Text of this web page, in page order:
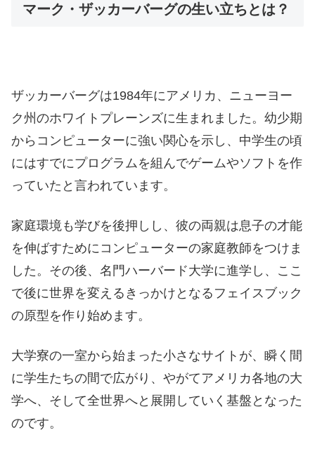
マーク・ザッカーバーグの生い立ちとは？
ザッカーバーグは1984年にアメリカ、ニューヨー
ク州のホワイトプレーンズに生まれました。幼少期
からコンピューターに強い関心を示し、中学生の頃
にはすでにプログラムを組んでゲームやソフトを作
っていたと言われています。
家庭環境も学びを後押しし、彼の両親は息子の才能
を伸ばすためにコンピューターの家庭教師をつけま
した。その後、名門ハーバード大学に進学し、ここ
で後に世界を変えるきっかけとなるフェイスブック
の原型を作り始めます。
大学寮の一室から始まった小さなサイトが、瞬く間
に学生たちの間で広がり、やがてアメリカ各地の大
学へ、そして全世界へと展開していく基盤となった
のです。